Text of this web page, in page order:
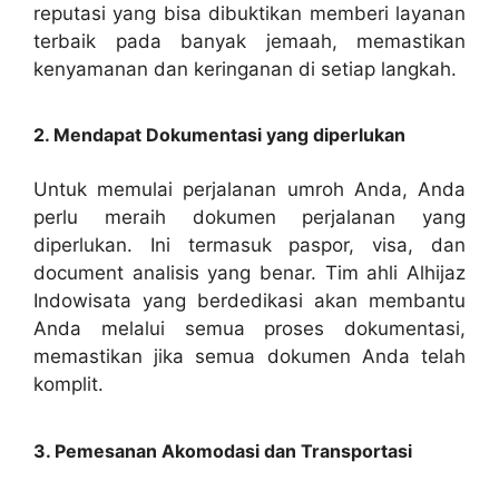
reputasi yang bisa dibuktikan memberi layanan
terbaik pada banyak jemaah, memastikan
kenyamanan dan keringanan di setiap langkah.
2. Mendapat Dokumentasi yang diperlukan
Untuk memulai perjalanan umroh Anda, Anda
perlu meraih dokumen perjalanan yang
diperlukan. Ini termasuk paspor, visa, dan
document analisis yang benar. Tim ahli Alhijaz
Indowisata yang berdedikasi akan membantu
Anda melalui semua proses dokumentasi,
memastikan jika semua dokumen Anda telah
komplit.
3. Pemesanan Akomodasi dan Transportasi